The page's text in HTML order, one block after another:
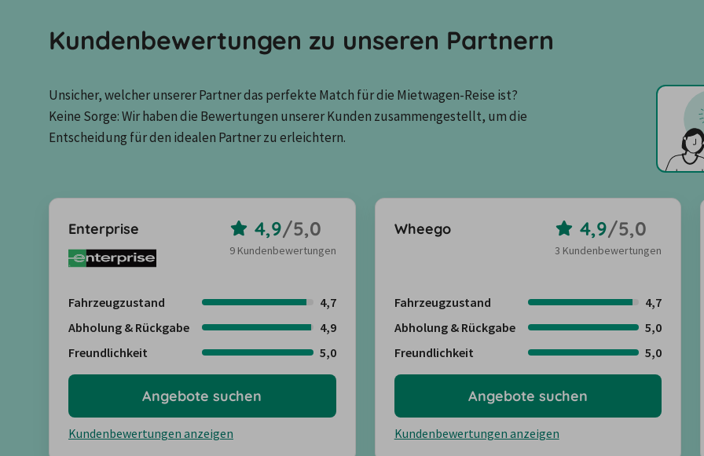
Kundenbewertungen zu unseren Partnern
Unsicher, welcher unserer Partner das perfekte Match für die Mietwagen-Reise ist?
Keine Sorge: Wir haben die Bewertungen unserer Kunden zusammengestellt, um die
Entscheidung für den idealen Partner zu erleichtern.
Enterprise 4,9/5,0
9 Kundenbewertungen
Fahrzeugzustand
4,7
Abholung & Rückgabe
4,9
Freundlichkeit
5,0
Kundenbewertungen anzeigen
Angebote suchen
Wheego 4,9/5,0
3 Kundenbewertungen
Fahrzeugzustand
4,7
Abholung & Rückgabe
5,0
Freundlichkeit
5,0
Kundenbewertungen anzeigen
Angebote suchen